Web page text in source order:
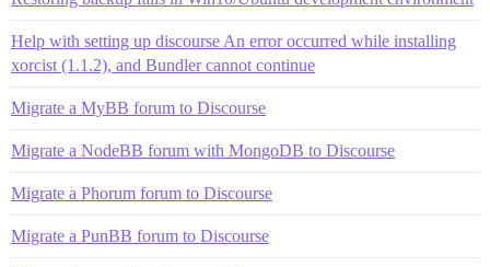
Help with setting up discourse An error occurred while installing
xorcist (1.1.2), and Bundler cannot continue
Migrate a MyBB forum to Discourse
Migrate a NodeBB forum with MongoDB to Discourse
Migrate a Phorum forum to Discourse
Migrate a PunBB forum to Discourse